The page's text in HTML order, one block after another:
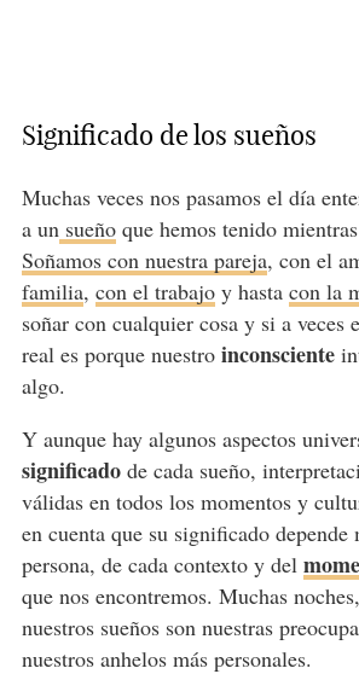
Significado de los sueños
Muchas veces nos pasamos el día
a unsueñoque hemos tenido
Soñamos con nuestra pareja, con el
familia, con el trabajoy hasta con la
soñar con cualquier cosa y si a veces
real es porque nuestro inconsciente
algo.
Y aunque hay algunos aspectos
significadode cada sueño,
válidas en todos los momentos y
en cuenta que su significado depende
persona, de cada contexto y del
que nos encontremos. Muchas
nuestros sueños son nuestras
nuestros anhelos más personales.